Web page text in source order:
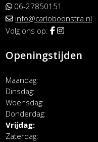
06-27850151
info@carloboonstra.nl
Volg ons op:
Openingstijden
Maandag
Dinsdag
Woensdag
Donderdag
Vrijdag
Zaterdag